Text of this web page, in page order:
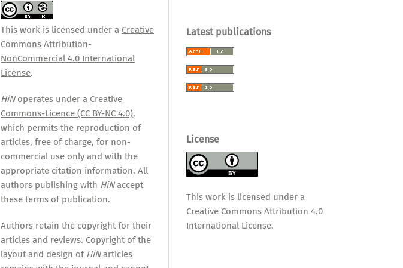
This work is licensed under a Creative
Commons Attribution-
NonCommercial 4.0 International
License.
HiNoperates under a Creative
Commons-Licence (CC BY-NC 4.0),
which permits the reproduction of
articles, free of charge, for non-
commercial use only and with the
appropriate citation information. All
authors publishing with HiNaccept
these terms of publication.
Authors retain the copyright for their
articles and reviews. Copyright of the
layout and design of HiNarticles
Latest publications
License
This work is licensed under a
Creative Commons Attribution 4.0
International License.